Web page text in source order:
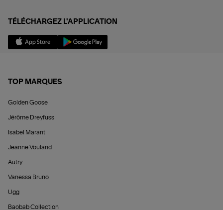
TÉLÉCHARGEZ L'APPLICATION
TOP MARQUES
Golden Goose
Jérôme Dreyfuss
Isabel Marant
Jeanne Vouland
Autry
Vanessa Bruno
Ugg
Baobab Collection